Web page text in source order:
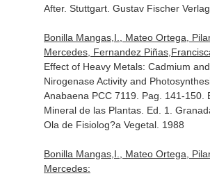
After. Stuttgart. Gustav Fischer
Bonilla Mangas,I., Mateo Ortega,
Mercedes, Fernandez
Effect of Heavy Metals: Cadmium
Nirogenase Activity and
Anabaena PCC 7119. Pag. 141-150.
Mineral de las Plantas. Ed. 1.
Ola de Fisiolog?a Vegetal. 1988
Bonilla Mangas,I., Mateo Ortega,
Mercedes: